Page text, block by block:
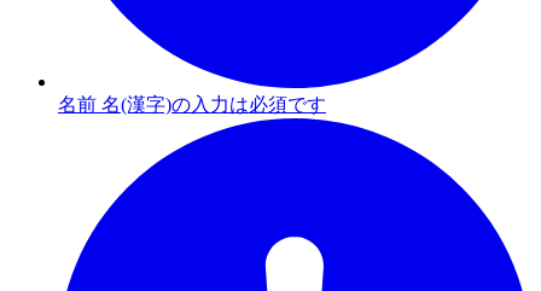
名前 名(漢字)の入力は必須です